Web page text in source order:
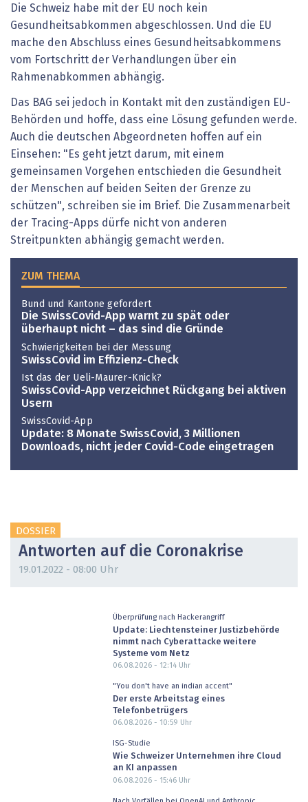
Die Schweiz habe mit der EU noch kein
Gesundheitsabkommen abgeschlossen. Und die EU
mache den Abschluss eines Gesundheitsabkommens
vom Fortschritt der Verhandlungen über ein
Rahmenabkommen abhängig.
Das BAG sei jedoch in Kontakt mit den zuständigen EU-
Behörden und hoffe, dass eine Lösung gefunden werde.
Auch die deutschen Abgeordneten hoffen auf ein
Einsehen: "Es geht jetzt darum, mit einem
gemeinsamen Vorgehen entschieden die Gesundheit
der Menschen auf beiden Seiten der Grenze zu
schützen", schreiben sie im Brief. Die Zusammenarbeit
der Tracing-Apps dürfe nicht von anderen
Streitpunkten abhängig gemacht werden.
ZUM THEMA
Bund und Kantone gefordert
Die SwissCovid-App warnt zu spät oder
überhaupt nicht – das sind die Gründe
Schwierigkeiten bei der Messung
SwissCovid im Effizienz-Check
Ist das der Ueli-Maurer-Knick?
SwissCovid-App verzeichnet Rückgang bei aktiven
Usern
SwissCovid-App
Update: 8 Monate SwissCovid, 3 Millionen
Downloads, nicht jeder Covid-Code eingetragen
DOSSIER
Antworten auf die Coronakrise
19.01.2022 - 08:00 Uhr
Überprüfung nach Hackerangriff
Update: Liechtensteiner Justizbehörde
nimmt nach Cyberattacke weitere
Systeme vom Netz
06.08.2026 - 12:14Uhr
"You don't have an indian accent"
Der erste Arbeitstag eines
Telefonbetrügers
06.08.2026 - 10:59 Uhr
ISG-Studie
Wie Schweizer Unternehmen ihre Cloud
an KI anpassen
06.08.2026 - 15:46Uhr